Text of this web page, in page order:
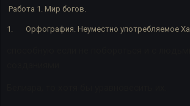
Работа 1. Мир богов.
1. Орфография. Неуместно употребляемое Ха.